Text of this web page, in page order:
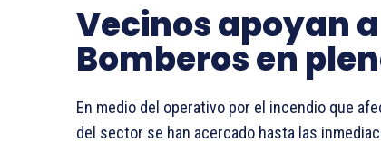
Vecinos apoyan
Bomberos en
En medio del operativo por el incendio que
del sector se han acercado hasta las